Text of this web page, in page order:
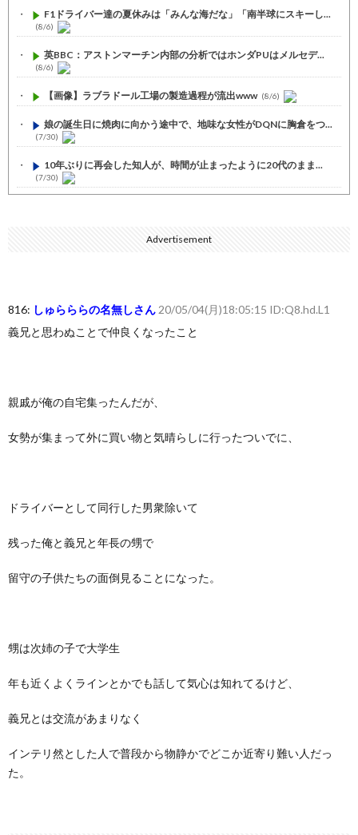
F1ドライバー達の夏休みは「みんな海だな」「南半球にスキーし...
(8/6)
英BBC：アストンマーチン内部の分析ではホンダPUはメルセデ...
(8/6)
【画像】ラブラドール工場の製造過程が流出www (8/6)
娘の誕生日に焼肉に向かう途中で、地味な女性がDQNに胸倉をつ...
(7/30)
10年ぶりに再会した知人が、時間が止まったように20代のまま...
(7/30)
娘の誕生日に焼肉に向かう途中で、地味な女性がDQNに胸倉をつ...
いきなり円高 (7/30)
Advertisement
816: しゅらららの名無しさん 20/05/04(月)18:05:15 ID:Q8.hd.L1
義兄と思わぬことで仲良くなったこと
親戚が俺の自宅集ったんだが、
女勢が集まって外に買い物と気晴らしに行ったついでに、
ドライバーとして同行した男衆除いて
残った俺と義兄と年長の甥で
留守の子供たちの面倒見ることになった。
甥は次姉の子で大学生
年も近くよくラインとかでも話して気心は知れてるけど、
義兄とは交流があまりなく
インテリ然とした人で普段から物静かでどこか近寄り難い人だっ
た。